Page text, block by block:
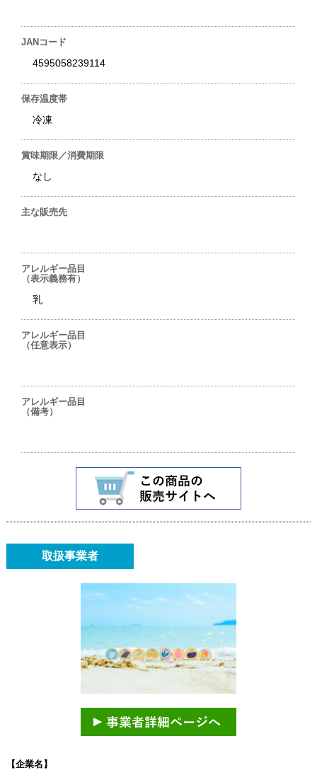
JANコード
4595058239114
保存温度帯
冷凍
賞味期限／消費期限
なし
主な販売先
アレルギー品目
（表示義務有）
乳
アレルギー品目
（任意表示）
アレルギー品目
（備考）
取扱事業者
【企業名】